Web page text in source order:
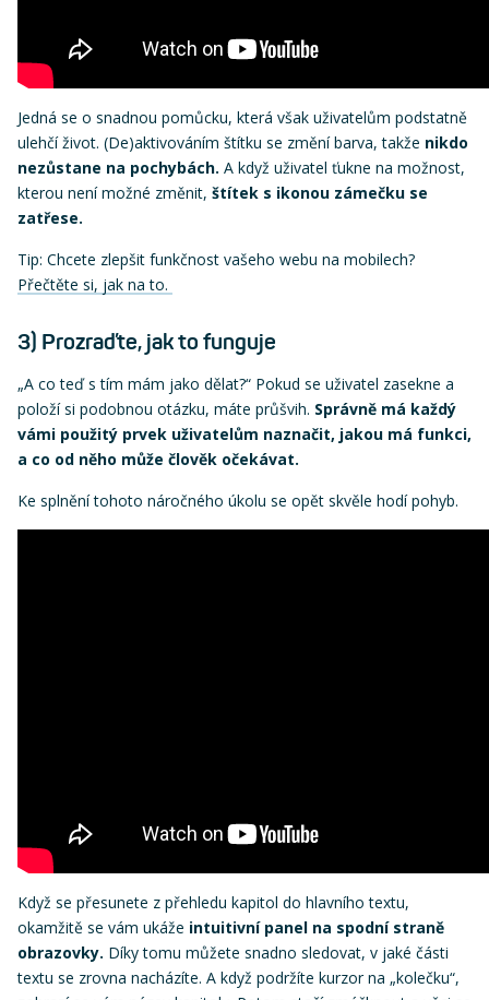
Jedná se o snadnou pomůcku, která však uživatelům podstatně
ulehčí život. (De)aktivováním štítku se změní barva, takže nikdo
nezůstane na pochybách. A když uživatel ťukne na možnost,
kterou není možné změnit, štítek s ikonou zámečku se
zatřese.
Tip: Chcete zlepšit funkčnost vašeho webu na mobilech?
Přečtěte si, jak na to.
3) Prozraďte, jak to funguje
„A co teď s tím mám jako dělat?“ Pokud se uživatel zasekne a
položí si podobnou otázku, máte průšvih. Správně má každý
vámi použitý prvek uživatelům naznačit, jakou má funkci,
a co od něho může člověk očekávat.
Ke splnění tohoto náročného úkolu se opět skvěle hodí pohyb.
Když se přesunete z přehledu kapitol do hlavního textu,
okamžitě se vám ukáže intuitivní panel na spodní straně
obrazovky. Díky tomu můžete snadno sledovat, v jaké části
textu se zrovna nacházíte. A když podržíte kurzor na „kolečku“,